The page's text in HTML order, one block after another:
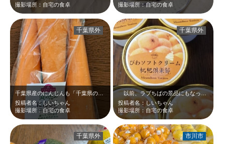
撮影場所：自宅の食卓
撮影場所：自宅の食卓
千葉県産のにんじんも「千葉県の赤」です☆千葉県の赤、まだまだあるんですよ～。
投稿者名：しいちゃん
撮影場所：自宅の食卓
千葉県外
以前、ラブちばの景品にもなっていた「びわソフトクリーム」＼(^o^) ／気に…
投稿者名：しいちゃん
撮影場所：自宅の食卓
千葉県外
千葉県外 市川市